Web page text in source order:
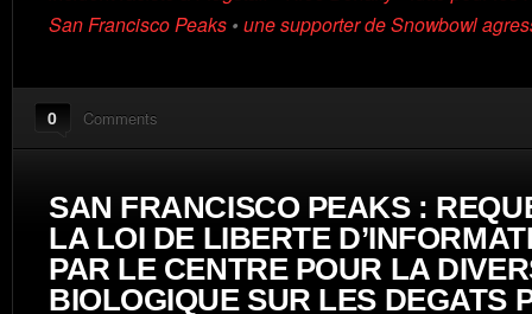
San Francisco Peaks • une supporter de Snowbowl
0 Comments
SAN FRANCISCO PEAKS :
LA LOI DE LIBERTE
PAR LE CENTRE POUR LA
BIOLOGIQUE SUR LES DEGATS